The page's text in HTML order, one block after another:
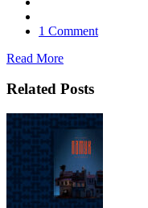
1 Comment
Read More
Related Posts